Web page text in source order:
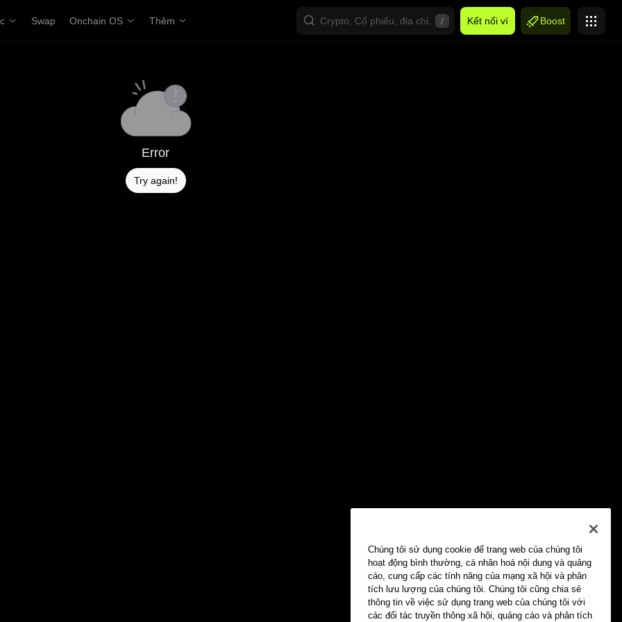
Swap Onchain OS Thêm / Kết nối ví Boost
Error
Try again!
Chúng tôi sử dụng cookie để trang web của chúng tôi
hoạt động bình thường, cá nhân hoá nội dung và quảng
cáo, cung cấp các tính năng của mạng xã hội và phân
tích lưu lượng của chúng tôi. Chúng tôi cũng chia sẻ
thông tin về việc sử dụng trang web của chúng tôi với
các đối tác truyền thông xã hội, quảng cáo và phân tích